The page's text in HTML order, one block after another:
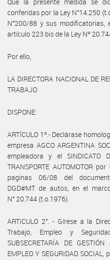
conferidas por la Ley N°14.250
N°200/88 y sus modificatorias,
artículo 223 bis de la Ley Nº
Por ello,
LA DIRECTORA NACIONAL DE
TRABAJO
DISPONE:
ARTÍCULO 1º.- Declárase
empresa AGCO ARGENTINA
empleadora y el SINDICATO
TRANSPORTE AUTOMOTOR
paginas 06/08 del
DGD#MT de autos, en el
N° 20.744 (t.o.1976).
ARTICULO 2°. - Gírese a la
Trabajo, Empleo y
SUBSECRETARÍA DE
EMPLEO Y SEGURIDAD